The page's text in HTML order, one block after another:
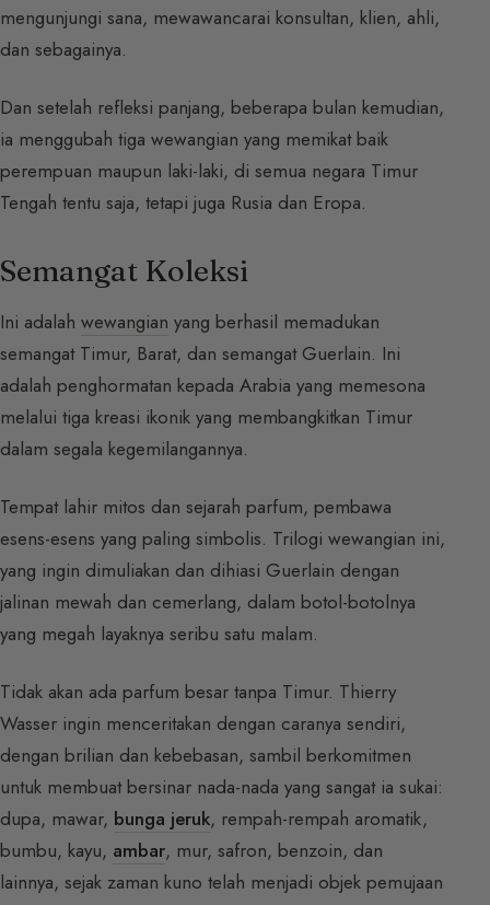
mengunjungi sana, mewawancarai konsultan, klien, ahli,
dan sebagainya.
Dan setelah refleksi panjang, beberapa bulan kemudian,
ia menggubah tiga wewangian yang memikat baik
perempuan maupun laki-laki, di semua negara Timur
Tengah tentu saja, tetapi juga Rusia dan Eropa.
Semangat Koleksi
Ini adalah wewangian yang berhasil memadukan
semangat Timur, Barat, dan semangat Guerlain. Ini
adalah penghormatan kepada Arabia yang memesona
melalui tiga kreasi ikonik yang membangkitkan Timur
dalam segala kegemilangannya.
Tempat lahir mitos dan sejarah parfum, pembawa
esens-esens yang paling simbolis. Trilogi wewangian ini,
yang ingin dimuliakan dan dihiasi Guerlain dengan
jalinan mewah dan cemerlang, dalam botol-botolnya
yang megah layaknya seribu satu malam.
Tidak akan ada parfum besar tanpa Timur. Thierry
Wasser ingin menceritakan dengan caranya sendiri,
dengan brilian dan kebebasan, sambil berkomitmen
untuk membuat bersinar nada-nada yang sangat ia sukai:
dupa, mawar, bunga jeruk, rempah-rempah aromatik,
bumbu, kayu, ambar, mur, safron, benzoin, dan
lainnya, sejak zaman kuno telah menjadi objek pemujaan